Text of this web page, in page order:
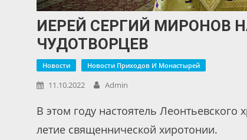
ИЕРЕЙ СЕРГИЙ МИРОНОВ
ЧУДОТВОРЦЕВ
Новости Новости Приходов И Монастырей
11.10.2022 Admin
В этом году настоятель
летие священнической хиротонии.